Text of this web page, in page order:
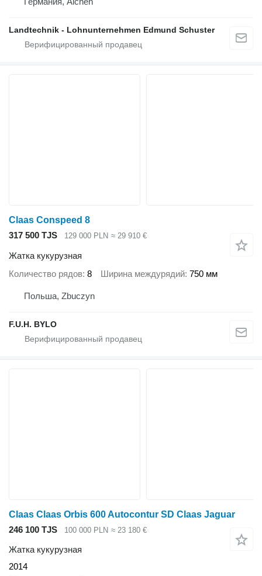
Landtechnik - Lohnunternehmen Edmund Schuster
Claas Conspeed 8
317 500 TJS
129 000 PLN ≈ 29 910 €
Жатка кукурузная
Количество рядов 8 Ширина междурядий 750 мм
Польша, Zbuczyn
F.U.H. BYLO
Claas Claas Orbis 600 Autocontur SD Claas Jaguar
246 100 TJS
100 000 PLN ≈ 23 180 €
Жатка кукурузная
2014